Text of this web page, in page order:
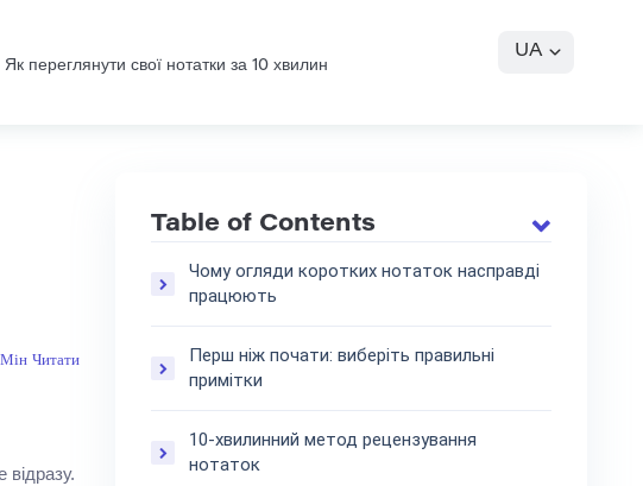
Як переглянути свої нотатки за 10 хвилин
UA
Мін Читати
відразу.
Table of Contents
Чому огляди коротких нотаток насправді
працюють
Перш ніж почати: виберіть правильні
примітки
10-хвилинний метод рецензування
нотаток